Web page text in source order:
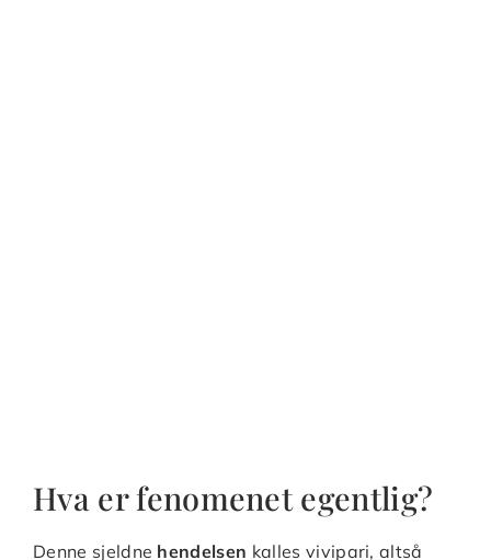
Hva er fenomenet egentlig?
Denne sjeldne hendelsen kalles vivipari, altså